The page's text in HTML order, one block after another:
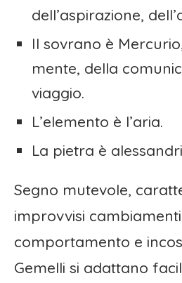
dell’aspirazione,
Il sovrano è
mente, della
viaggio.
L’elemento è l’aria.
La pietra è
Segno mutevole,
improvvisi
comportamento e
Gemelli si adattano